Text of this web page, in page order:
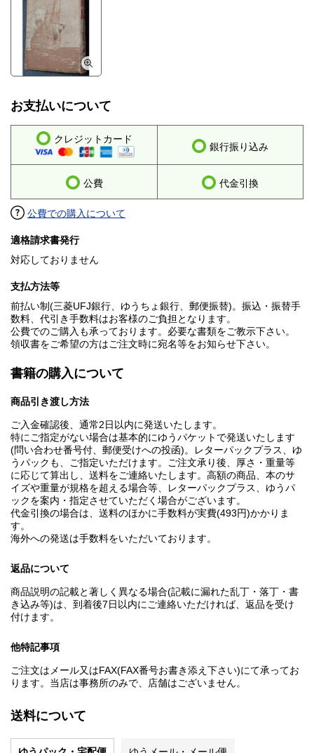
お支払いについて
クレジットカード
銀行振り込み
公費 代金引換
公費での購入について
適格請求書発行
対応しておりません
支払方法等
前払い制(三菱UFJ銀行、ゆうちょ銀行、郵便振替)。振込・振替手
数料、代引き手数料はお客様のご負担となります。
公費でのご購入も承っております。必要な書類をご教示下さい。
領収書をご希望の方はご注文時に宛名等をお知らせ下さい。
書籍の購入について
商品引き渡し方法
ご入金確認後、通常2日以内に発送いたします。
特にご指定がない場合は基本的にゆうパケットで発送いたします
(問い合わせ番号付、郵便受けへの投函)。レターパックプラス、ゆ
うパックも、ご指定いただけます。ご注文承り後、厚さ・重量等
に応じて算出し、送料をご連絡いたします。高額の商品、本のサ
イズや重量が規格を超える場合等、レターパックプラス、ゆうパ
ックを案内・指定させていただく場合がございます。
代金引換の場合は、送料のほかに手数料が実費(493円)かかりま
す。
海外への発送は手数料をいただいております。
返品について
商品説明の記載と著しく異なる場合(記載に漏れた乱丁・落丁・書
き込み等)は、到着後7日以内にご連絡いただければ、返品を受け
付けます。
他特記事項
ご注文はメール又はFAX(FAX番号お書き添え下さい)にて承ってお
ります。当店は事務所のみで、店舗はございません。
送料について